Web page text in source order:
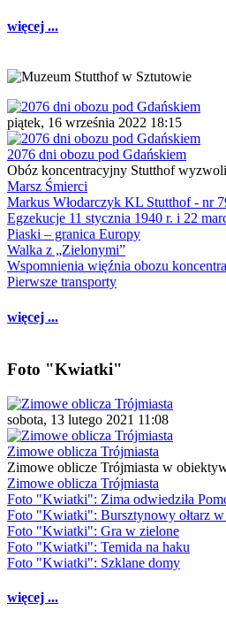
więcej ...
piątek, 16 września 2022 18:15
2076 dni obozu pod Gdańskiem
Obóz koncentracyjny Stutthof
Marsz Śmierci
Markus Włodarczyk KL Stutthof - nr
Egzekucje 11 stycznia 1940 r. i 22
Piaski – granica Europy
Walka z „Zielonymi”
Wspomnienia więźnia obozu
Pierwsze transporty
więcej ...
Foto "Kwiatki"
sobota, 13 lutego 2021 11:08
Zimowe oblicza Trójmiasta
Zimowe oblicze Trójmiasta w
Zimowe oblicza Trójmiasta
Foto "Kwiatki": Zima odwiedziła
Foto "Kwiatki": Bursztynowy ołtarz
Foto "Kwiatki": Gra w zielone
Foto "Kwiatki": Temida na haku
Foto "Kwiatki": Szklane domy
więcej ...